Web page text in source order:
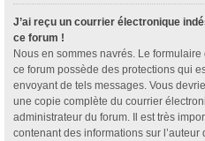
J’ai reçu un courrier électronique
ce forum !
Nous en sommes navrés. Le
ce forum possède des protections qui
envoyant de tels messages. Vous
une copie complète du courrier
administrateur du forum. Il est très
contenant des informations sur